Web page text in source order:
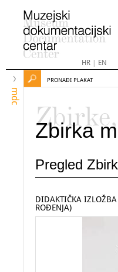
HR| EN
mdc
PRONAĐI PLAKAT
Zbirka
Pregled
DIDAKTIČKA IZLOŽBA
ROĐENJA)